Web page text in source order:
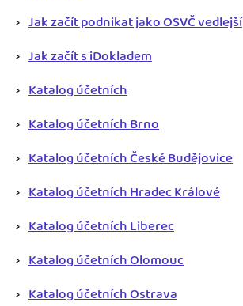
Jak začít podnikat jako OSVČ vedlejší
Jak začít s iDokladem
Katalog účetních
Katalog účetních Brno
Katalog účetních České Budějovice
Katalog účetních Hradec Králové
Katalog účetních Liberec
Katalog účetních Olomouc
Katalog účetních Ostrava